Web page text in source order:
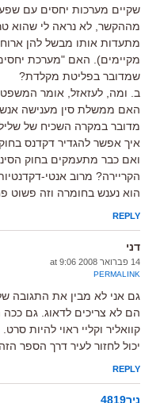
שקיים מערכות יחסים עם
מההקשר, לא נראה לי שהוא
מתעדות אותו מבשל להן
מקיימים). האם "מערכת יחסים"
שמדובר בפליטת מקלדת?
ב. ומה, לעזאזל, אומר המשפט
האם ממשלת סין מענישה
מדובר במקרה השכיח של
איך אפשר להגדיר דקדנס
ואם כבר מתעמקים בחוק
הקריירה? מרוב אנטי-
הוא נענש בחומרה וזה פשוט
REPLY
דני
14 פברואר 2008 at 9:06
PERMALINK
גם אני לא מבין את התגובה
הם לא צריכים לדאוג. גם ככה
יכול לחזור לעיר דרך הספר הזה.
REPLY
ניר4819